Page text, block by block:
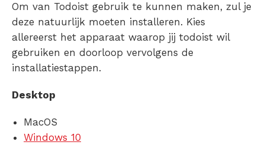
Om van Todoist gebruik te kunnen maken, zul je
deze natuurlijk moeten installeren. Kies
allereerst het apparaat waarop jij todoist wil
gebruiken en doorloop vervolgens de
installatiestappen.
Desktop
MacOS
Windows 10